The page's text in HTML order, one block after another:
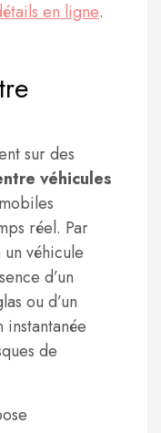
en ligne.
sur des
véhicules
réel. Par
véhicule
d’un
ou d’un
de